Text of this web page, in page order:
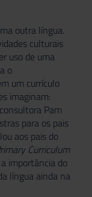
outra língua.
culturais
uso de uma
o
um currículo
imaginam:
Pam
para os pais
aos pais do
Curriculum
importância do
língua ainda na